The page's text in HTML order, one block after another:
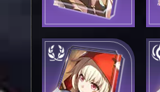
мирного сна